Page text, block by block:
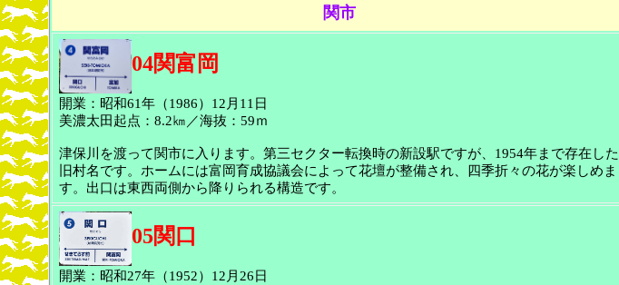
関市
04関富岡
開業：昭和61年（1986）12月11日
美濃太田起点：8.2㎞／海抜：59ｍ
津保川を渡って関市に入ります。第三セクター転換時の新設駅ですが、1954年まで存在した
旧村名です。ホームには富岡育成協議会によって花壇が整備され、四季折々の花が楽しめま
す。出口は東西両側から降りられる構造です。
05関口
開業：昭和27年（1952）12月26日